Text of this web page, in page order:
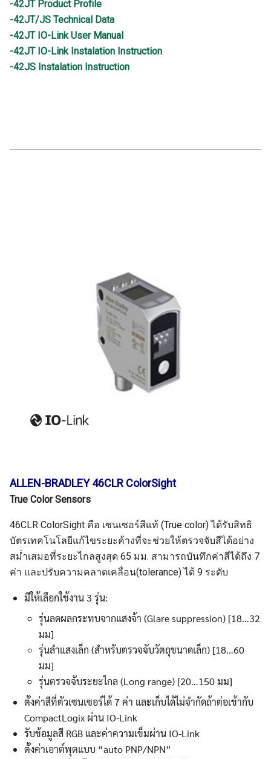
for:
-42JT Product Profile
-42JT/JS Technical Data
-42JT IO-Link User Manual
-42JT IO-Link Instalation Instruction
-42JS Instalation Instruction
ALLEN-BRADLEY 46CLR ColorSight
True Color Sensors
46CLR ColorSight คือ เซนเซอร์สีแท้ (True color) ได้รับสิทธิ
บัตรเทคโนโลยีแก้ไขระยะค้างที่จะช่วยให้ตรวจจับสีได้อย่าง
สม่ำเสมอที่ระยะไกลสูงสุด 65 มม. สามารถบันทึกค่าสีได้ถึง 7
ค่า และปรับความคลาดเคลื่อน(tolerance) ได้ 9 ระดับ
มีให้เลือกใช้งาน 3 รุ่น:
รุ่นลดผลกระทบจากแสงจ้า (Glare suppression) [18…32
มม]
รุ่นลำแสงเล็ก (สำหรับตรวจจับวัตถุขนาดเล็ก) [18…60
มม]
รุ่นตรวจจับระยะไกล (Long range) [20…150 มม]
ตั้งค่าสีที่ตัวเซนเซอร์ได้ 7 ค่า และเก็บได้ไม่จำกัดถ้าต่อเข้ากับ
CompactLogix ผ่าน IO-Link
รับข้อมูลสี RGB และค่าความเข็มผ่าน IO-Link
ตั้งค่าเอาต์พุตแบบ “auto PNP/NPN”